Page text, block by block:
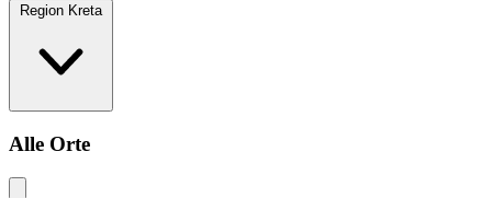
Region Kreta
Alle Orte